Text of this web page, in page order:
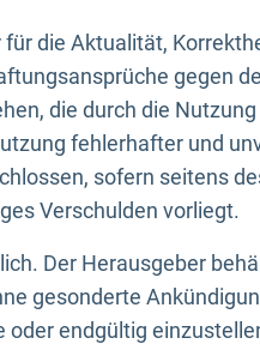
die Aktualität,
gegen
die durch die
fehlerhafter und
sofern seitens
Verschulden vorliegt.
Der Herausgeber
gesonderte
endgültig